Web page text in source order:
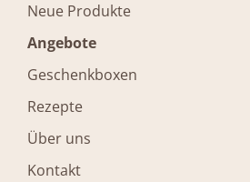
Neue Produkte
Angebote
Geschenkboxen
Rezepte
Über uns
Kontakt